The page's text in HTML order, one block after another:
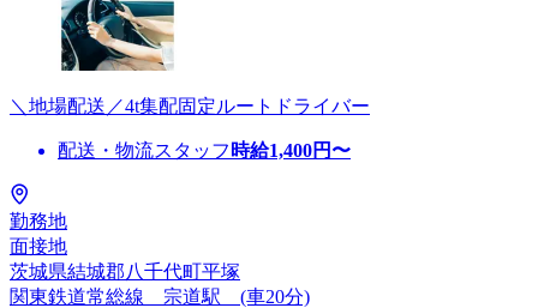
＼地場配送／4t集配固定ルートドライバー
配送・物流スタッフ 時給1,400円〜
勤務地
面接地
茨城県結城郡八千代町平塚
関東鉄道常総線 宗道駅 (車20分)